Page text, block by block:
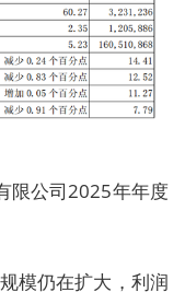
限公司2025年年度
模仍在扩大，利润